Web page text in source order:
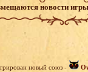
новости
новый союз -